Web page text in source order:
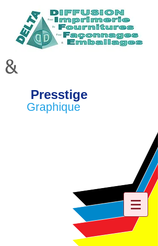
&
Presstige
Graphique